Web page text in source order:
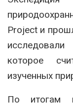
Project и
которое
изученных
По итогам